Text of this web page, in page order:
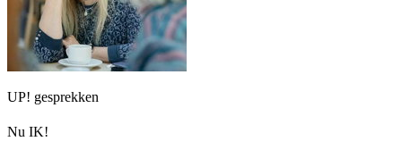
UP! gesprekken
Nu IK!